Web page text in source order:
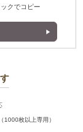
クでコピー
1000枚以上専用）